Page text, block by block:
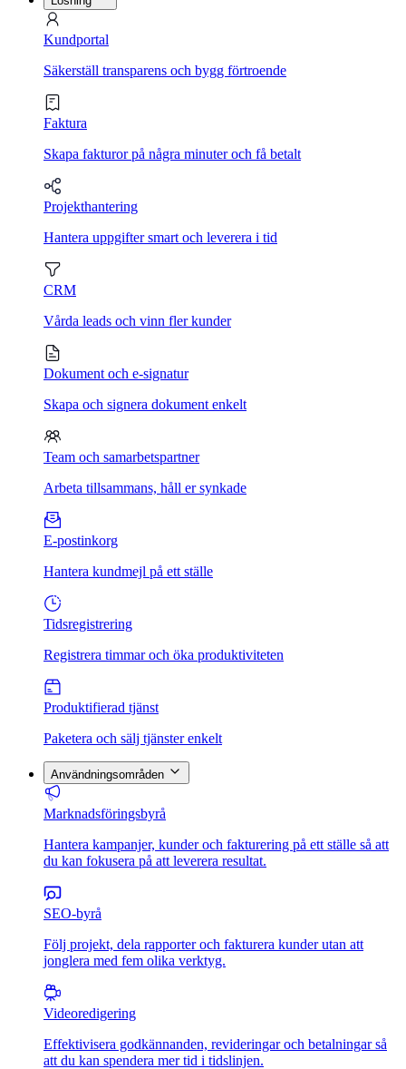
Kundportal
Säkerställ transparens och bygg förtroende
Faktura
Skapa fakturor på några minuter och få betalt
Projekthantering
Hantera uppgifter smart och leverera i tid
CRM
Vårda leads och vinn fler kunder
Dokument och e-signatur
Skapa och signera dokument enkelt
Team och samarbetspartner
Arbeta tillsammans, håll er synkade
E-postinkorg
Hantera kundmejl på ett ställe
Tidsregistrering
Registrera timmar och öka produktiviteten
Produktifierad tjänst
Paketera och sälj tjänster enkelt
Användningsområden
Marknadsföringsbyrå
Hantera kampanjer, kunder och fakturering på ett ställe så att
du kan fokusera på att leverera resultat.
SEO-byrå
Följ projekt, dela rapporter och fakturera kunder utan att
jonglera med fem olika verktyg.
Videoredigering
Effektivisera godkännanden, revideringar och betalningar så
att du kan spendera mer tid i tidslinjen.